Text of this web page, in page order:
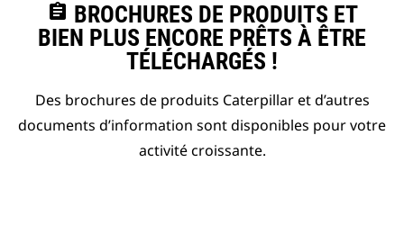
assignment BROCHURES DE PRODUITS ET
BIEN PLUS ENCORE PRÊTS À ÊTRE
TÉLÉCHARGÉS !
Des brochures de produits Caterpillar et d’autres
documents d’information sont disponibles pour votre
activité croissante.